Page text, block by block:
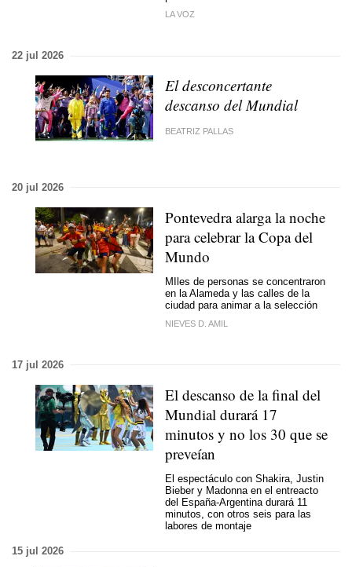
LA VOZ
22 jul 2026
El desconcertante
descanso del Mundial
BEATRIZ PALLAS
20 jul 2026
Pontevedra alarga la noche
para celebrar la Copa del
Mundo
MIles de personas se concentraron
en la Alameda y las calles de la
ciudad para animar a la selección
NIEVES D. AMIL
17 jul 2026
El descanso de la final del
Mundial durará 17
minutos y no los 30 que se
preveían
El espectáculo con Shakira, Justin
Bieber y Madonna en el entreacto
del España-Argentina durará 11
minutos, con otros seis para las
labores de montaje
15 jul 2026